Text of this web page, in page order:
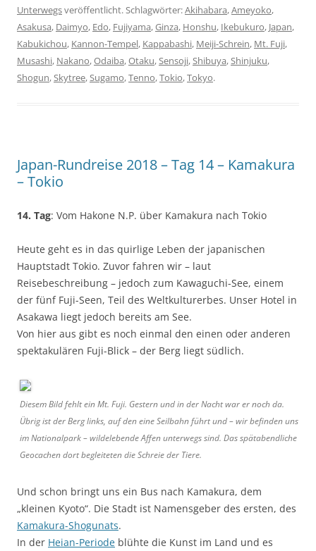
Unterwegsveröffentlicht. Schlagwörter:Akihabara,Ameyoko,
Asakusa, Daimyo, Edo, Fujiyama,Ginza, Honshu, Ikebukuro, Japan,
Kabukichou, Kannon-Tempel, Kappabashi, Meiji-Schrein, Mt. Fuji,
Musashi, Nakano,Odaiba,Otaku,Sensoji,Shibuya,Shinjuku,
Shogun,Skytree,Sugamo,Tenno,Tokio,Tokyo.
Japan-Rundreise 2018 – Tag 14 – Kamakura
– Tokio
14. Tag: Vom Hakone N.P. über Kamakura nach Tokio
Heute geht es in das quirlige Leben der japanischen
Hauptstadt Tokio. Zuvor fahren wir – laut
Reisebeschreibung – jedoch zum Kawaguchi-See, einem
der fünf Fuji-Seen, Teil des Weltkulturerbes. Unser Hotel in
Asakawa liegt jedoch bereits am See.
Von hier aus gibt es noch einmal den einen oder anderen
spektakulären Fuji-Blick – der Berg liegt südlich.
Diesem Bild fehlt ein Mt. Fuji. Gestern und in der Nacht war er noch da.
Übrig ist der Berg links, auf den eine Seilbahn führt und – wir befinden uns
im Nationalpark – wildelebende Affen unterwegs sind. Das spätabendliche
Geocachen dort begleiteten die Schreie der Tiere.
Und schon bringt uns ein Bus nach Kamakura, dem
„kleinen Kyoto“. Die Stadt ist Namensgeber des ersten, des
Kamakura-Shogunats.
In der Heian-Periode blühte die Kunst im Land und es